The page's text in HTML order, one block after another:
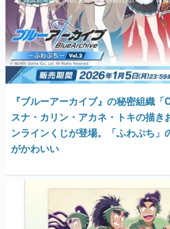
『ブルーアーカイブ』の秘密組織「
スナ・カリン・アカネ・トキの描き
ンラインくじが登場。「ふわぷち」
がかわいい